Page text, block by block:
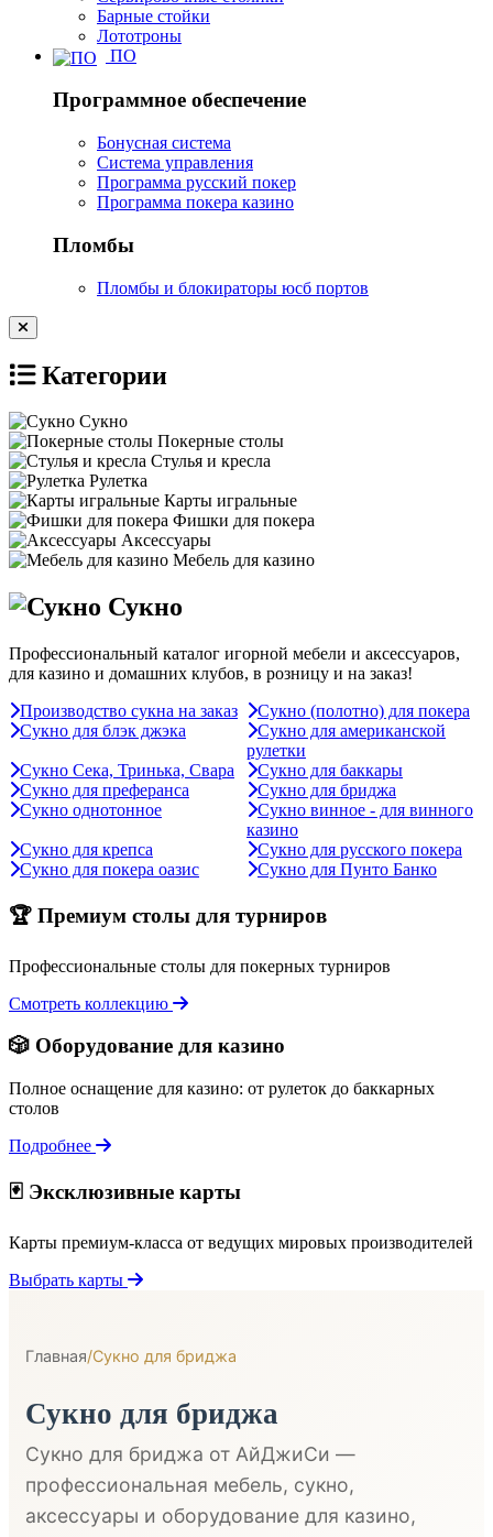
Барные стойки
Лототроны
ПО
Программное обеспечение
Бонусная система
Система управления
Программа русский покер
Программа покера казино
Пломбы
Пломбы и блокираторы юсб портов
Категории
Сукно
Покерные столы
Стулья и кресла
Рулетка
Карты игральные
Фишки для покера
Аксессуары
Мебель для казино
Сукно
Профессиональный каталог игорной мебели и аксессуаров,
для казино и домашних клубов, в розницу и на заказ!
Производство сукна на заказ
Сукно (полотно) для покера
Сукно для блэк джэка
Сукно для американской
рулетки
Сукно Сека, Тринька, Свара
Сукно для баккары
Сукно для преферанса
Сукно для бриджа
Сукно однотонное
Сукно винное - для винного
казино
Сукно для крепса
Сукно для русского покера
Сукно для покера оазис
Сукно для Пунто Банко
🏆 Премиум столы для турниров
Профессиональные столы для покерных турниров
Смотреть коллекцию
🎲 Оборудование для казино
Полное оснащение для казино: от рулеток до баккарных
столов
Подробнее
🃏 Эксклюзивные карты
Карты премиум-класса от ведущих мировых производителей
Выбрать карты
Главная/Сукно для бриджа
Сукно для бриджа
Сукно для бриджа от АйДжиСи —
профессиональная мебель, сукно,
аксессуары и оборудование для казино,